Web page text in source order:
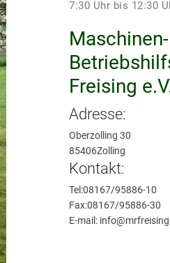
7:30 Uhr bis 12:30
Freising
Adresse:
Oberzolling 30
85406Zolling
Kontakt:
Tel:08167/95886-10
Fax:08167/95886-30
E-mail: